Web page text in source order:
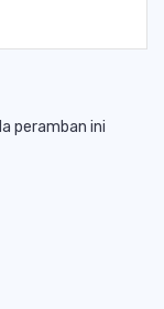
peramban ini